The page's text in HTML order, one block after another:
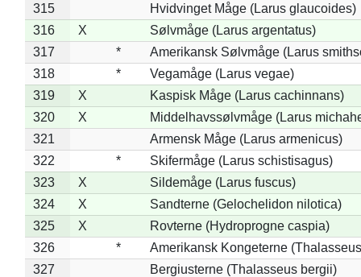
315
Hvidvinget Måge (Larus glaucoides)
316
X
Sølvmåge (Larus argentatus)
317
*
Amerikansk Sølvmåge (Larus
318
*
Vegamåge (Larus vegae)
319
X
Kaspisk Måge (Larus cachinnans)
320
X
Middelhavssølvmåge (Larus
321
Armensk Måge (Larus armenicus)
322
*
Skifermåge (Larus schistisagus)
323
X
Sildemåge (Larus fuscus)
324
X
Sandterne (Gelochelidon nilotica)
325
X
Rovterne (Hydroprogne caspia)
326
*
Amerikansk Kongeterne
327
Bergiusterne (Thalasseus bergii)